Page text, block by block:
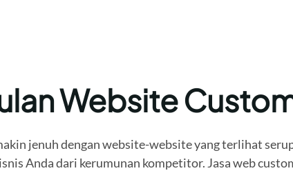
Website
jenuh dengan website-website yang terlihat
Anda dari kerumunan kompetitor. Jasa web